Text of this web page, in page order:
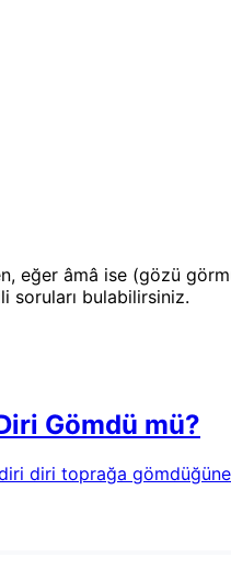
eğer âmâ ise (gözü
soruları bulabilirsiniz.
Gömdü mü?
diri toprağa